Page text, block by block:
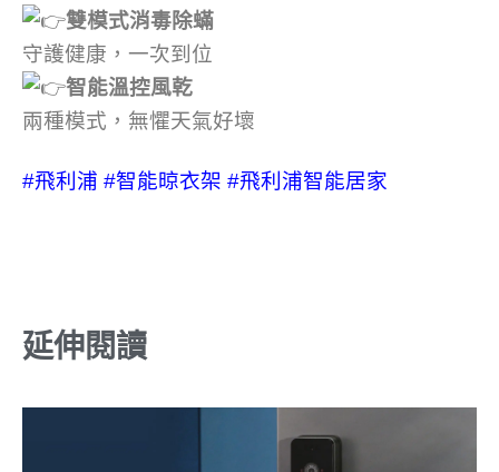
雙模式消毒除蟎
守護健康，一次到位
智能溫控風乾
兩種模式，無懼天氣好壞
#飛利浦 #智能晾衣架 #飛利浦智能居家
延伸閱讀